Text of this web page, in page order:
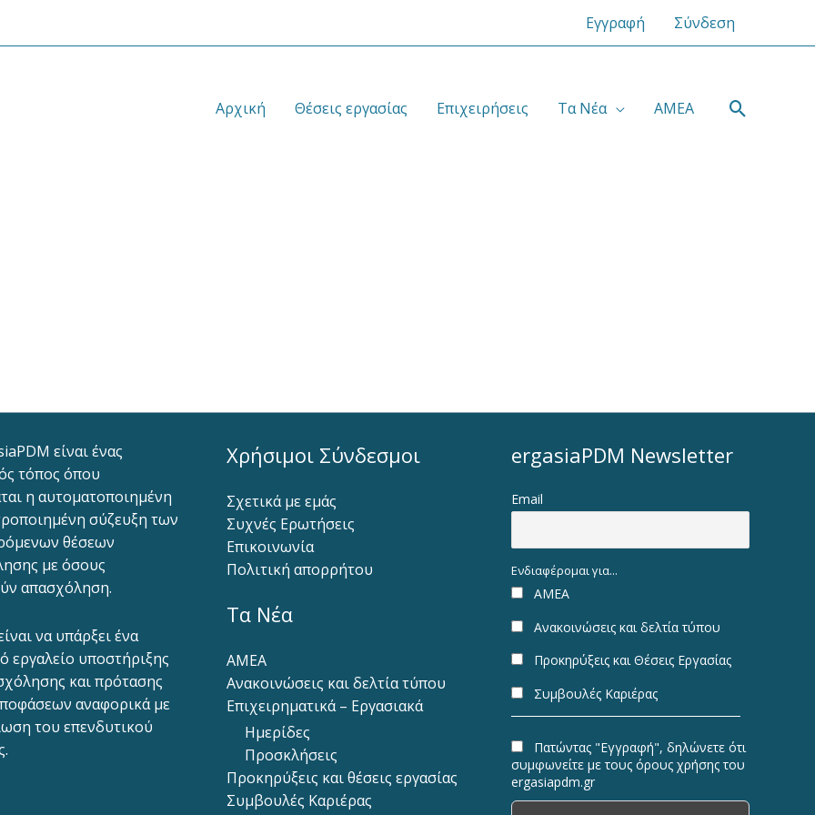
Εγγραφή Σύνδεση
Αρχική Θέσεις εργασίας Επιχειρήσεις Τα Νέα ΑΜΕΑ
είναι ένας
τόπος όπου
η αυτοματοποιημένη
σύζευξη των
θέσεων
με όσους
απασχόληση.
να υπάρξει ένα
εργαλείο υποστήριξης
και πρότασης
αναφορικά με
του επενδυτικού
Χρήσιμοι Σύνδεσμοι
Σχετικά με εμάς
Συχνές Ερωτήσεις
Επικοινωνία
Πολιτική απορρήτου
Τα Νέα
ΑΜΕΑ
Ανακοινώσεις και δελτία τύπου
Επιχειρηματικά – Εργασιακά
Ημερίδες
Προσκλήσεις
Προκηρύξεις και θέσεις εργασίας
Συμβουλές Καριέρας
ergasiaPDM Newsletter
Email
Ενδιαφέρομαι για...
ΑΜΕΑ
Ανακοινώσεις και δελτία τύπου
Προκηρύξεις και Θέσεις Εργασίας
Συμβουλές Καριέρας
Πατώντας "Εγγραφή", δηλώνετε ότι
συμφωνείτε με τους όρους χρήσης του
ergasiapdm.gr